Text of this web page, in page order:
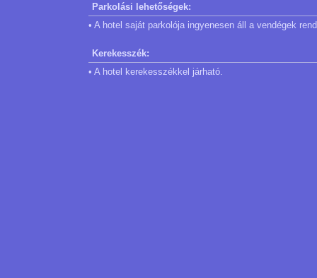
Parkolási lehetőségek:
• A hotel saját parkolója ingyenesen áll a vendégek
Kerekesszék:
• A hotel kerekesszékkel járható.